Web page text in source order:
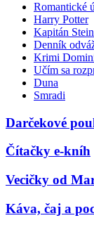
Romantické
Harry Potter
Kapitán
Denník
Krimi
Učím sa
Duna
Smradi
Darčekové
Čítačky e-kníh
Vecičky od
Káva, čaj a